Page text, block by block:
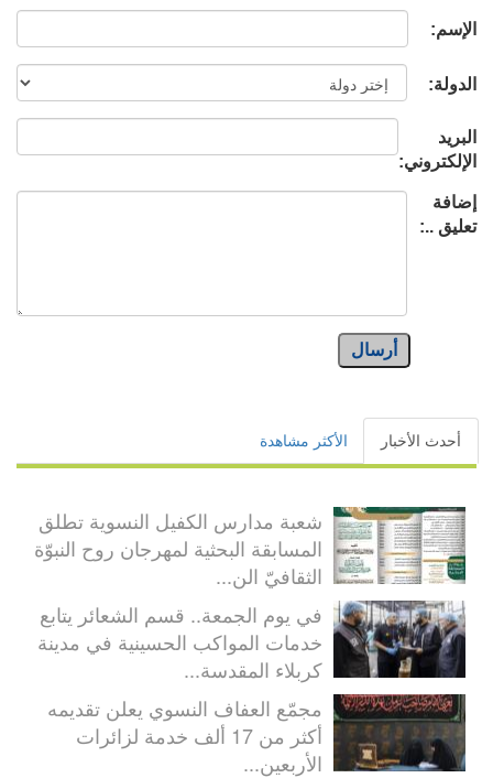
الإسم:
الدولة:
البريد
الإلكتروني:
إضافة
تعليق ..:
أرسال
أحدث الأخبار الأكثر مشاهدة
شعبة مدارس الكفيل النسوية تطلق
المسابقة البحثية لمهرجان روح النبوّة
الثقافيّ الن...
في يوم الجمعة.. قسم الشعائر يتابع
خدمات المواكب الحسينية في مدينة
كربلاء المقدسة...
مجمّع العفاف النسوي يعلن تقديمه
أكثر من 17 ألف خدمة لزائرات
الأربعين...